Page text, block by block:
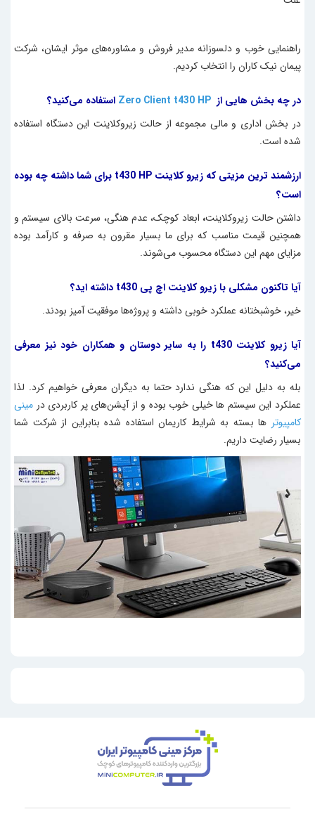
راهنمایی خوب و دلسوزانه مدیر فروش و مشاوره‌های موثر ایشان، شرکت
پیمان نیک کاران را انتخاب کردیم.
در چه بخش هایی از Zero Client t430 HP استفاده می‌کنید؟
در بخش اداری و مالی مجموعه از حالت زیروکلاینت این دستگاه استفاده
شده است.
ارزشمند ترین مزیتی که زیرو کلاینت t430 HP
برای شما داشته چه بوده
است؟
داشتن حالت زیروکلاینت، ابعاد کوچک، عدم هنگی، سرعت بالای سیستم و
همچنین قیمت مناسب که برای ما بسیار مقرون به صرفه و کارآمد بوده
مزایای مهم این دستگاه محسوب می‌شوند.
آیا تاکنون مشکلی با زیرو کلاینت اچ پی t430 داشته اید؟
خیر، خوشبختانه عملکرد خوبی داشته و پروژه‌ها موفقیت آمیز بودند.
آیا زیرو
کلاینت t430 را به سایر دوستان و همکاران خود نیز معرفی
می‌کنید؟
بله به دلیل این که هنگی ندارد حتما به دیگران معرفی خواهیم کرد. لذا
عملکرد این سیستم ها خیلی خوب بوده و از آپشن‌های پر کاربردی در مینی
کامپیوتر ها بسته به شرایط کاریمان استفاده شده بنابراین از شرکت شما
بسیار رضایت داریم.